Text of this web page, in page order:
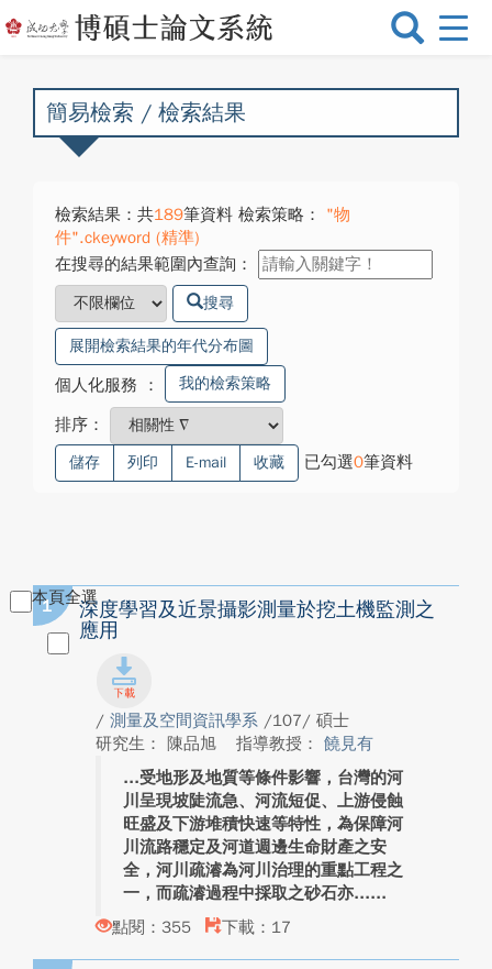
選
換
簡易檢索 / 檢索結果
檢索結果：共189筆資料 檢索策略：
"物
件".ckeyword (精準)
在搜尋的結果範圍內查詢：
搜尋
展開檢索結果的年代分布圖
個人化服務 ： 我的檢索策略
排序：
儲存 列印 E-mail 收藏 已勾選0筆資料
本頁全選
1
深度學習及近景攝影測量於挖土機監測之
應用
/ 測量及空間資訊學系 /107/ 碩士
研究生： 陳品旭
指導教授： 饒見有
受地形及地質等條件影響，台灣的河
川呈現坡陡流急、河流短促、上游侵蝕
旺盛及下游堆積快速等特性，為保障河
川流路穩定及河道週邊生命財產之安
全，河川疏濬為河川治理的重點工程之
一，而疏濬過程中採取之砂石亦...
點閱：355
下載：17